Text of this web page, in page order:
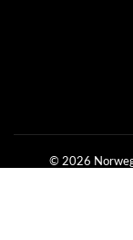
© 2026